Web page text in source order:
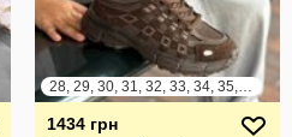
28, 29, 30, 31, 32, 33, 34, 35, 36, 37, 38, 39
1434 грн